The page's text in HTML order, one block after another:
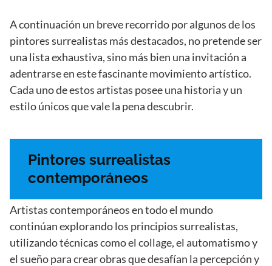
A continuación un breve recorrido por algunos de los
pintores surrealistas más destacados, no pretende ser
una lista exhaustiva, sino más bien una invitación a
adentrarse en este fascinante movimiento artístico.
Cada uno de estos artistas posee una historia y un
estilo únicos que vale la pena descubrir.
Pintores surrealistas
contemporáneos
Artistas contemporáneos en todo el mundo
continúan explorando los principios surrealistas,
utilizando técnicas como el collage, el automatismo y
el sueño para crear obras que desafían la percepción y